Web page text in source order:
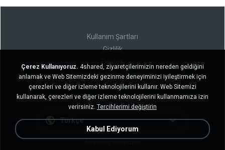
Kullanım Şartları
Gizlilik
Kişisel bilgilerimi satmayın
Kişisel bilgilerimi paylaşmayın
Türkçe
Çerez Kullanıyoruz. 4shared, ziyaretçilerimizin nereden geldiğini
anlamak ve Web Sitemizdeki gezinme deneyiminizi iyileştirmek için
çerezleri ve diğer izleme teknolojilerini kullanır. Web Sitemizi
kullanarak, çerezleri ve diğer izleme teknolojilerini kullanmamıza izin
verirsiniz. Tercihlerimi değiştirin
Kabul Ediyorum